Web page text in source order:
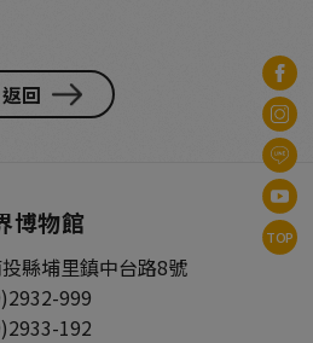
返回
博物館
縣埔里鎮中台路8號
999
192
TOP